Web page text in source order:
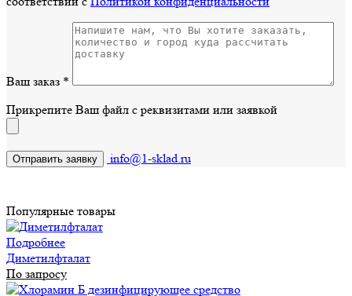
Ваш заказ *
Прикрепите Ваш файл с реквизитами или заявкой
info@1-sklad.ru
Популярные товары
Подробнее
Диметилфталат
По запросу